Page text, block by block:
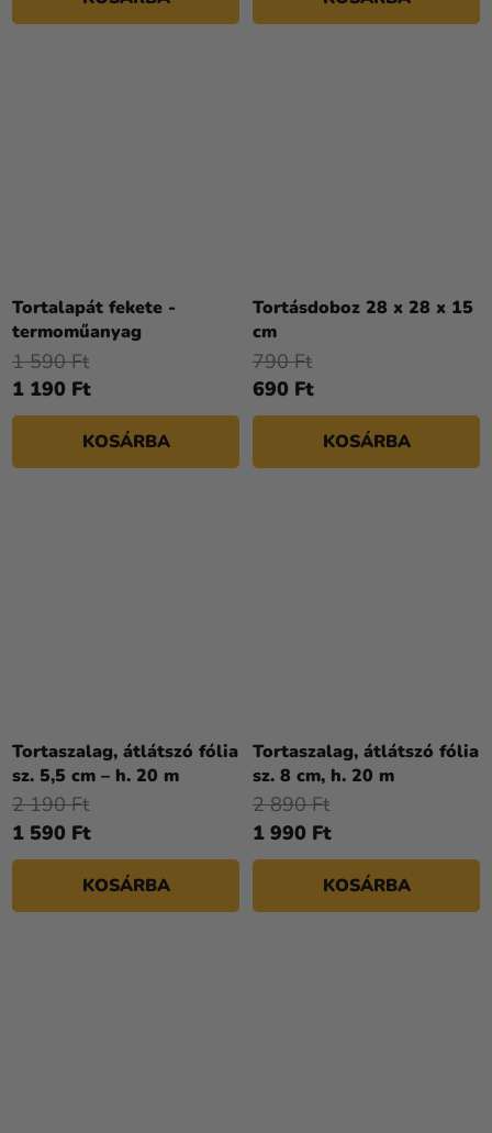
Tortalapát fekete -
termoműanyag
1 190 Ft
1 590 Ft
KOSÁRBA
Tortásdoboz 28 x 28 x 15
cm
690 Ft
790 Ft
KOSÁRBA
Tortaszalag, átlátszó fólia
sz. 5,5 cm – h. 20 m
1 590 Ft
2 190 Ft
KOSÁRBA
Tortaszalag, átlátszó fólia
sz. 8 cm, h. 20 m
1 990 Ft
2 890 Ft
KOSÁRBA